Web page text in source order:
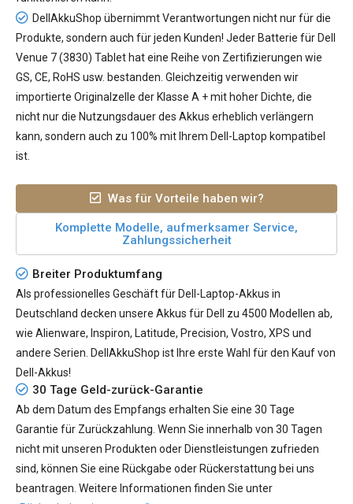
DellAkkuShop übernimmt Verantwortungen nicht nur für die
Produkte, sondern auch für jeden Kunden! Jeder Batterie für Dell
Venue 7 (3830) Tablet hat eine Reihe von Zertifizierungen wie
GS, CE, RoHS usw. bestanden. Gleichzeitig verwenden wir
importierte Originalzelle der Klasse A + mit hoher Dichte, die
nicht nur die Nutzungsdauer des Akkus erheblich verlängern
kann, sondern auch zu 100% mit Ihrem Dell-Laptop kompatibel
ist.
Was für Vorteile haben wir?
Komplette Modelle, aufmerksamer Service,
Zahlungssicherheit
Breiter Produktumfang
Als professionelles Geschäft für Dell-Laptop-Akkus in
Deutschland decken unsere Akkus für Dell zu 4500 Modellen ab,
wie Alienware, Inspiron, Latitude, Precision, Vostro, XPS und
andere Serien. DellAkkuShop ist Ihre erste Wahl für den Kauf von
Dell-Akkus!
30 Tage Geld-zurück-Garantie
Ab dem Datum des Empfangs erhalten Sie eine 30 Tage
Garantie für Zurückzahlung. Wenn Sie innerhalb von 30 Tagen
nicht mit unseren Produkten oder Dienstleistungen zufrieden
sind, können Sie eine Rückgabe oder Rückerstattung bei uns
beantragen. Weitere Informationen finden Sie unter